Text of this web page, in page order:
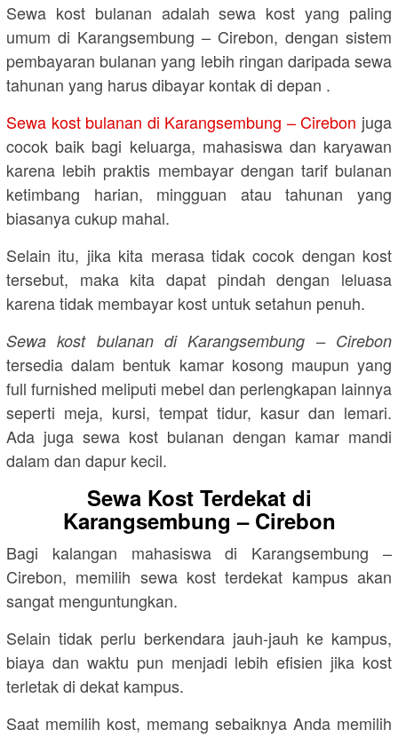
Sewa kost bulanan adalah sewa kost yang paling
umum di Karangsembung – Cirebon, dengan sistem
pembayaran bulanan yang lebih ringan daripada sewa
tahunan yang harus dibayar kontak di depan .
Sewa kost bulanan di Karangsembung – Cirebon juga
cocok baik bagi keluarga, mahasiswa dan karyawan
karena lebih praktis membayar dengan tarif bulanan
ketimbang harian, mingguan atau tahunan yang
biasanya cukup mahal.
Selain itu, jika kita merasa tidak cocok dengan kost
tersebut, maka kita dapat pindah dengan leluasa
karena tidak membayar kost untuk setahun penuh.
Sewa kost bulanan di Karangsembung – Cirebon
tersedia dalam bentuk kamar kosong maupun yang
full furnished meliputi mebel dan perlengkapan lainnya
seperti meja, kursi, tempat tidur, kasur dan lemari.
Ada juga sewa kost bulanan dengan kamar mandi
dalam dan dapur kecil.
Sewa Kost Terdekat di
Karangsembung – Cirebon
Bagi kalangan mahasiswa di Karangsembung –
Cirebon, memilih sewa kost terdekat kampus akan
sangat menguntungkan.
Selain tidak perlu berkendara jauh-jauh ke kampus,
biaya dan waktu pun menjadi lebih efisien jika kost
terletak di dekat kampus.
Saat memilih kost, memang sebaiknya Anda memilih